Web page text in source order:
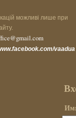
можливі лише при
vaadua